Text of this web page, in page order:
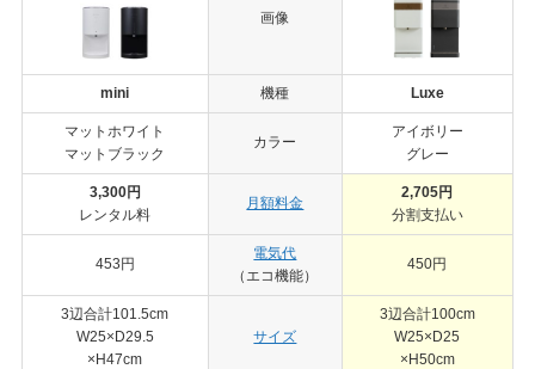
画像
mini 機種 Luxe
マットホワイト
マットブラック
カラー
アイボリー
グレー
3,300円
レンタル料
月額料金
2,705円
分割支払い
453円
電気代
（エコ機能）
450円
3辺合計101.5cm
W25×D29.5
×H47cm
サイズ
3辺合計100cm
W25×D25
×H50cm